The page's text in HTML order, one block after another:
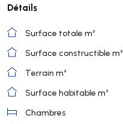
Détails
Surface totale m²
Surface constructible m²
Terrain m²
Surface habitable m²
Chambres